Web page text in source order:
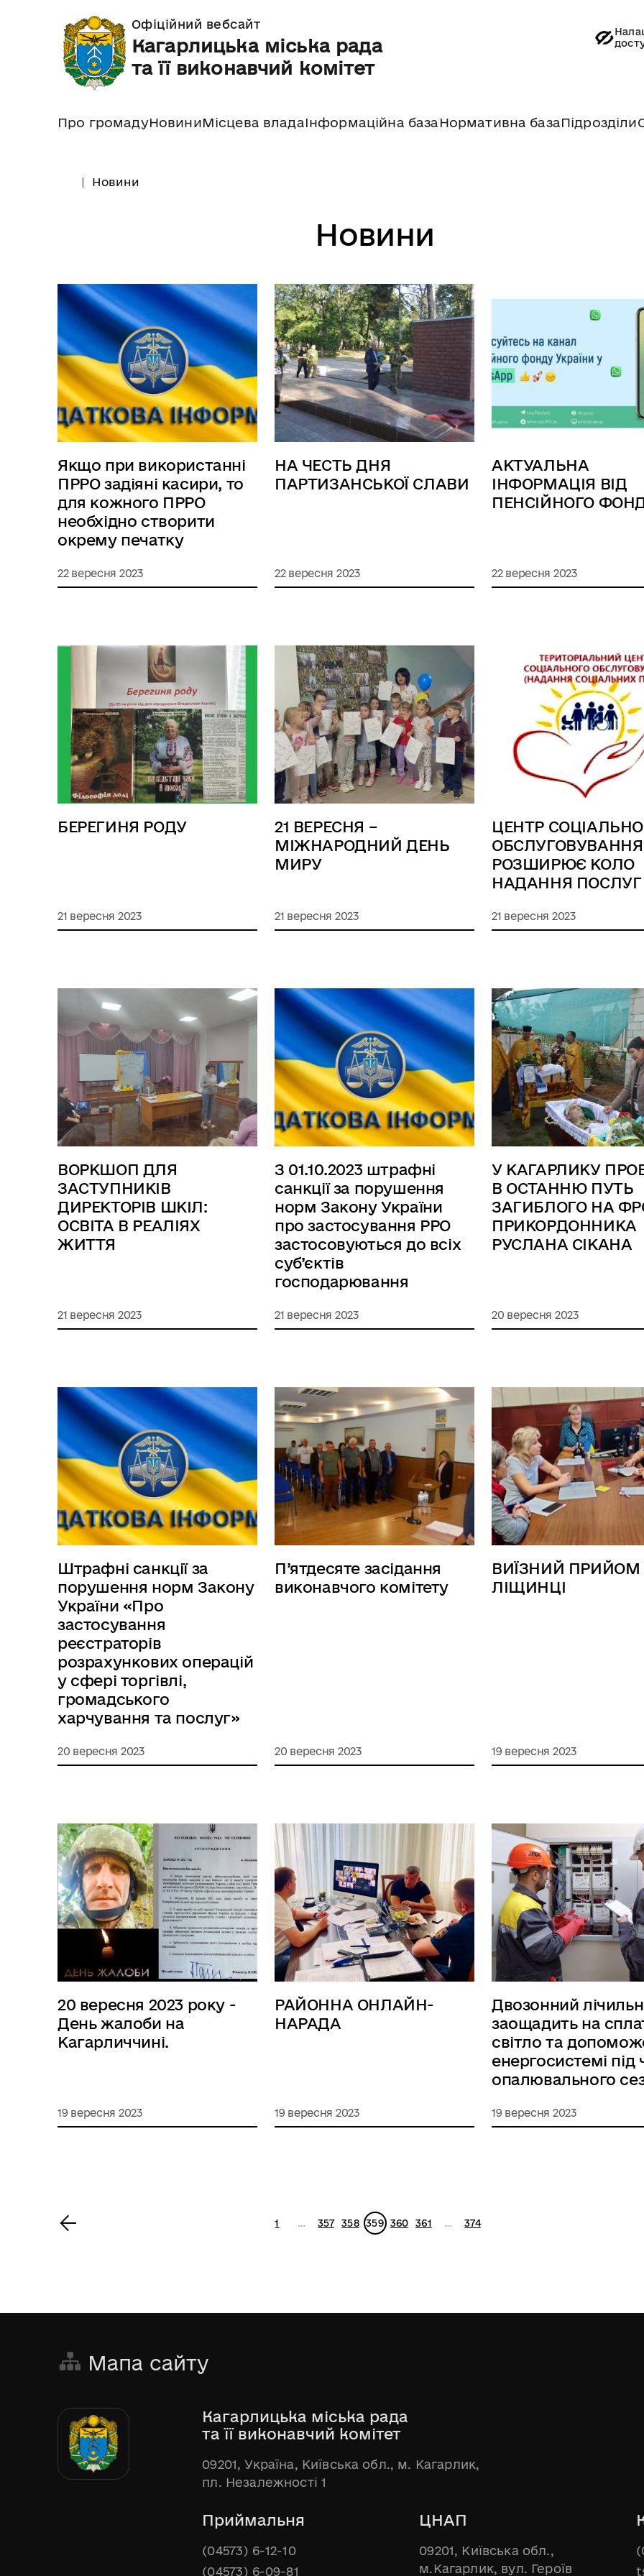
Офіційний вебсайт
Кагарлицька міська рада
та її виконавчий комітет
Про громадуНовиниМісцева владаІнформаційна база Нормативна базаПідрозділи
Новини
Новини
Якщо при використанні
ПРРО задіяні касири, то
для кожного ПРРО
необхідно створити
окрему печатку
22 вересня 2023
НА ЧЕСТЬ ДНЯ
ПАРТИЗАНСЬКОЇ СЛАВИ
22 вересня 2023
АКТУАЛЬНА
ІНФОРМАЦІЯ ВІД
ПЕНСІЙНОГО
22 вересня 2023
БЕРЕГИНЯ РОДУ
21 вересня 2023
21 ВЕРЕСНЯ –
МІЖНАРОДНИЙ ДЕНЬ
МИРУ
21 вересня 2023
ЦЕНТР
ОБСЛУГОВУВАННЯ
РОЗШИРЮЄ КОЛО
НАДАННЯ ПОСЛУГ
21 вересня 2023
ВОРКШОП ДЛЯ
ЗАСТУПНИКІВ
ДИРЕКТОРІВ ШКІЛ:
ОСВІТА В РЕАЛІЯХ
ЖИТТЯ
21 вересня 2023
З 01.10.2023 штрафні
санкції за порушення
норм Закону України
про застосування РРО
застосовуються до всіх
суб’єктів
господарювання
21 вересня 2023
У КАГАРЛИКУ
В ОСТАННЮ ПУТЬ
ЗАГИБЛОГО НА
ПРИКОРДОННИКА
РУСЛАНА СІКАНА
20 вересня 2023
Штрафні санкції за
порушення норм Закону
України «Про
застосування
реєстраторів
розрахункових операцій
у сфері торгівлі,
громадського
харчування та послуг»
20 вересня 2023
П’ятдесяте засідання
виконавчого комітету
20 вересня 2023
ВИЇЗНИЙ ПРИЙОМ
ЛІЩИНЦІ
19 вересня 2023
20 вересня 2023 року -
День жалоби на
Кагарличчині.
19 вересня 2023
РАЙОННА ОНЛАЙН-
НАРАДА
19 вересня 2023
Двозонний
заощадить на
світло та
енергосистемі під
опалювального
19 вересня 2023
1 … 357 358 359 360 361 … 374
Мапа сайту
Кагарлицька міська рада
та її виконавчий комітет
09201, Україна, Київська обл., м. Кагарлик,
пл. Незалежності 1
Приймальня
(04573) 6-12-10
(04573) 6-09-81
ЦНАП
09201, Київська обл.,
м.Кагарлик, вул. Героїв